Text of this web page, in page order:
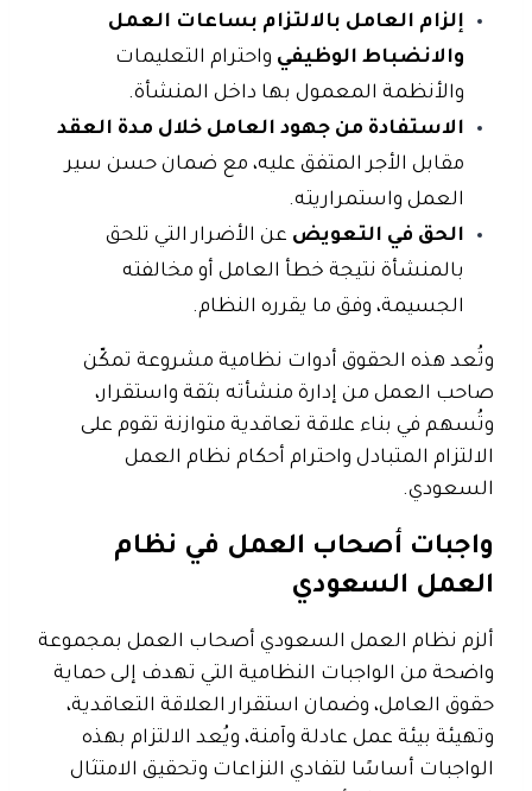
إلزام العامل بالالتزام بساعات العمل
والانضباط الوظيفي واحترام التعليمات
والأنظمة المعمول بها داخل المنشأة.
الاستفادة من جهود العامل خلال مدة العقد
مقابل الأجر المتفق عليه، مع ضمان حسن سير
العمل واستمراريته.
الحق في التعويض عن الأضرار التي تلحق
بالمنشأة نتيجة خطأ العامل أو مخالفته
الجسيمة، وفق ما يقرره النظام.
وتُعد هذه الحقوق أدوات نظامية مشروعة تمكّن
صاحب العمل من إدارة منشأته بثقة واستقرار،
وتُسهم في بناء علاقة تعاقدية متوازنة تقوم على
الالتزام المتبادل واحترام أحكام نظام العمل
السعودي.
واجبات أصحاب العمل في نظام
العمل السعودي
ألزم نظام العمل السعودي أصحاب العمل بمجموعة
واضحة من الواجبات النظامية التي تهدف إلى حماية
حقوق العامل، وضمان استقرار العلاقة التعاقدية،
وتهيئة بيئة عمل عادلة وآمنة، ويُعد الالتزام بهذه
الواجبات أساسًا لتفادي النزاعات وتحقيق الامتثال